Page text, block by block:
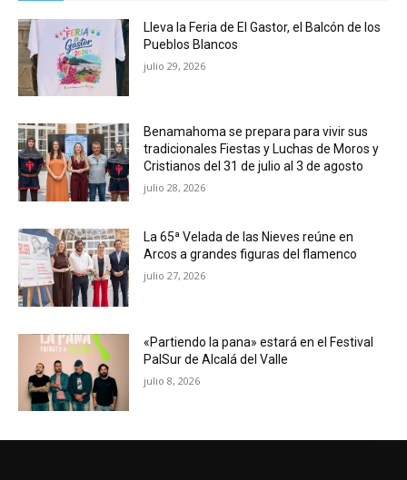
Lleva la Feria de El Gastor, el Balcón de los
Pueblos Blancos
julio 29, 2026
Benamahoma se prepara para vivir sus
tradicionales Fiestas y Luchas de Moros y
Cristianos del 31 de julio al 3 de agosto
julio 28, 2026
La 65ª Velada de las Nieves reúne en
Arcos a grandes figuras del flamenco
julio 27, 2026
«Partiendo la pana» estará en el Festival
PalSur de Alcalá del Valle
julio 8, 2026